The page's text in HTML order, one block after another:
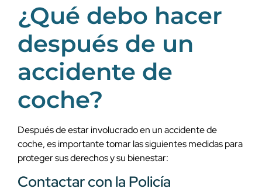
¿Qué debo hacer
después de un
accidente de
coche?
Después de estar involucrado en un accidente de
coche, es importante tomar las siguientes medidas para
proteger sus derechos y su bienestar:
Contactar con la Policía